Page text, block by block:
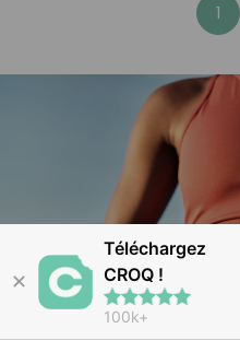
1
✕
Téléchargez
CROQ !
100k+